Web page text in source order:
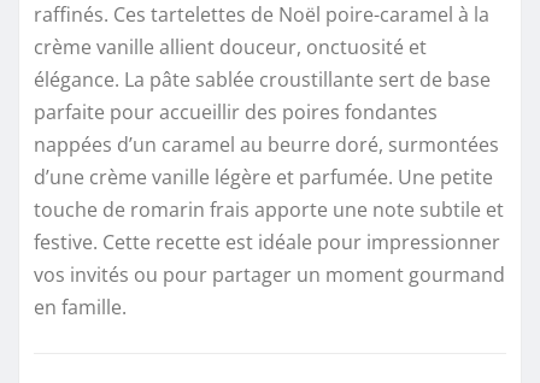
raffinés. Ces tartelettes de Noël poire-caramel à la
crème vanille allient douceur, onctuosité et
élégance. La pâte sablée croustillante sert de base
parfaite pour accueillir des poires fondantes
nappées d’un caramel au beurre doré, surmontées
d’une crème vanille légère et parfumée. Une petite
touche de romarin frais apporte une note subtile et
festive. Cette recette est idéale pour impressionner
vos invités ou pour partager un moment gourmand
en famille.